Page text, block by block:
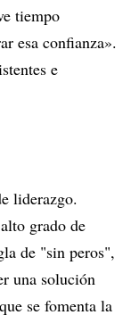
tiempo
esa confianza».
e
liderazgo.
grado de
de "sin peros",
una solución
se fomenta la